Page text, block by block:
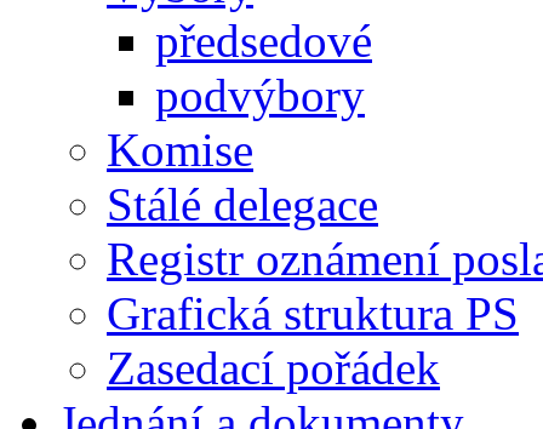
předsedové
podvýbory
Komise
Stálé delegace
Registr oznámení
Grafická struktura PS
Zasedací pořádek